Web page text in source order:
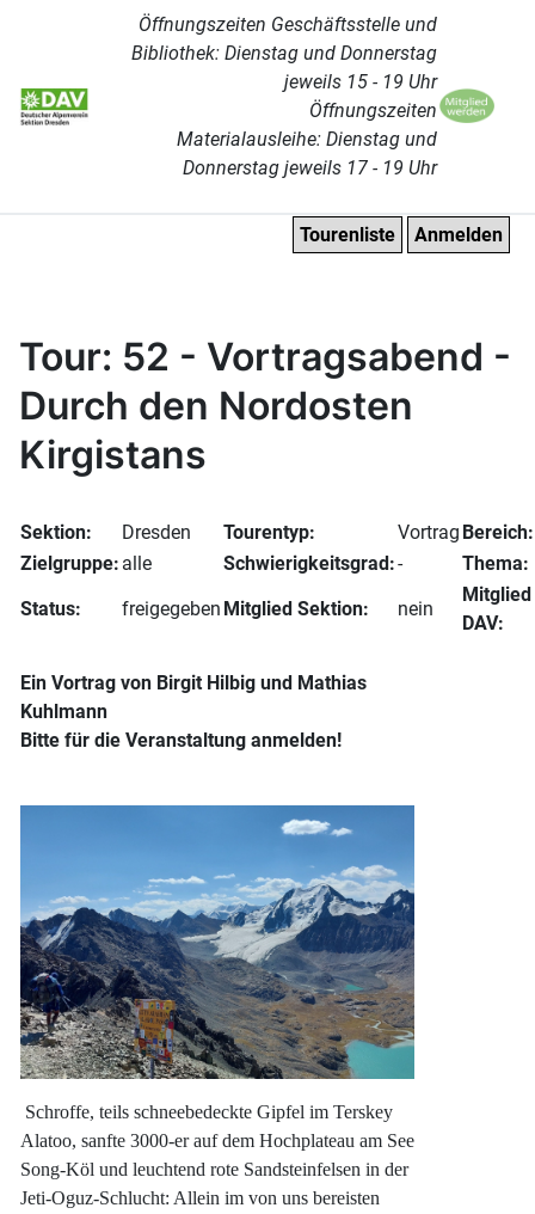
Öffnungszeiten Geschäftsstelle und
Bibliothek: Dienstag und Donnerstag
jeweils 15 - 19 Uhr
Öffnungszeiten
Materialausleihe: Dienstag und
Donnerstag jeweils 17 - 19 Uhr
Tourenliste Anmelden
Tour: 52 - Vortragsabend -
Durch den Nordosten
Kirgistans
Sektion: Dresden Tourentyp: Vortrag Bereich:
Zielgruppe: alle Schwierigkeitsgrad:-
Thema:
Status:
freigegeben Mitglied Sektion: nein
Mitglied
DAV:
Ein Vortrag von Birgit Hilbig und Mathias
Kuhlmann
Bitte für die Veranstaltung anmelden!
Schroffe, teils schneebedeckte Gipfel im Terskey
Alatoo, sanfte 3000-er auf dem Hochplateau am See
Song-Köl und leuchtend rote Sandsteinfelsen in der
Jeti-Oguz-Schlucht: Allein im von uns bereisten